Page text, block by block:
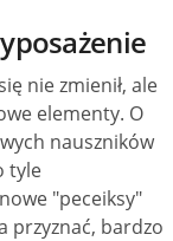
nie zmienił, ale
elementy. O
nauszników
tyle
"peceiksy"
przyznać, bardzo